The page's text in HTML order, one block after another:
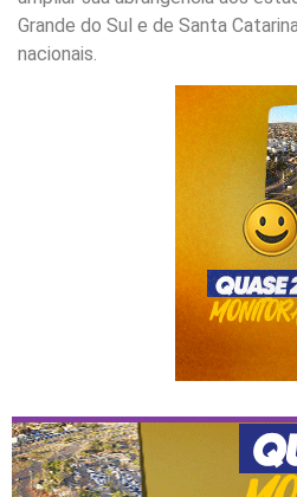
Grande do Sul e de Santa
nacionais.